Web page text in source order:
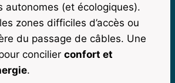
autonomes (et écologiques).
zones difficiles d’accès ou
du passage de câbles. Une
concilier confort et
.